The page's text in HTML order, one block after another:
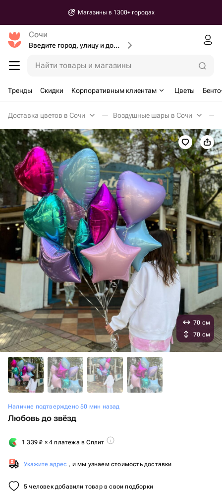
Магазины в 1300+ городах
Сочи
Введите город, улицу и дом доставки
Найти товары и магазины
Тренды Скидки Корпоративным клиентам Цветы
Доставка цветов в Сочи Воздушные шары в Сочи
Наличие подтверждено 50 мин назад
Любовь до звёзд
1 339₽ × 4 платежа в Сплит
Укажите адрес , и мы узнаем стоимость доставки
5 человек добавили товар в свои подборки
70 см
70 см